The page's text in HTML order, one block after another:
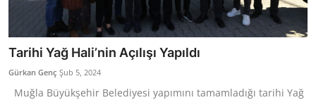
Tarihi Yağ Hali’nin Açılışı Yapıldı
Gürkan Genç Şub 5, 2024
Muğla Büyükşehir Belediyesi yapımını tamamladığı tarihi Yağ